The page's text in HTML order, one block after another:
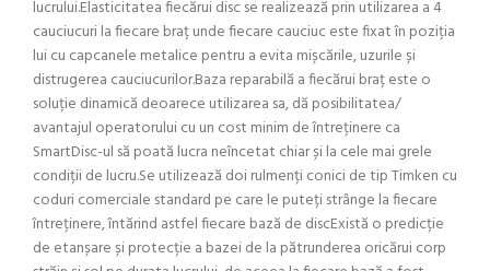
lucrului.Elasticitatea fiecărui disc se realizează prin utilizarea a 4
cauciucuri la fiecare braț unde fiecare cauciuc este fixat în poziția
lui cu capcanele metalice pentru a evita mișcările, uzurile și
distrugerea cauciucurilor.Baza reparabilă a fiecărui braț este o
soluție dinamică deoarece utilizarea sa, dă posibilitatea/
avantajul operatorului cu un cost minim de întreținere ca
SmartDisc-ul să poată lucra neîncetat chiar și la cele mai grele
condiții de lucru.Se utilizează doi rulmenți conici de tip Timken cu
coduri comerciale standard pe care le puteți strânge la fiecare
întreținere, întărind astfel fiecare bază de discExistă o predicție
de etanșare și protecție a bazei de la pătrunderea oricărui corp